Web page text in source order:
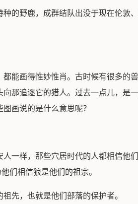
的野鹿，成群结队出没于现在伦敦
能画得惟妙惟肖。古时候有很多的
那追逐它的猎人。过去一点儿，是
画说的是什么意思呢？
一样，那些穴居时代的人都相信他
们相信狼是他们的祖宗。
先，也就是他们部落的保护者。